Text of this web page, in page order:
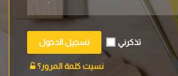
تسجيل الدخول تذكرني
نسيت كلمة المرور؟